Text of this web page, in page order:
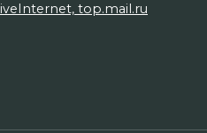
top.mail.ru